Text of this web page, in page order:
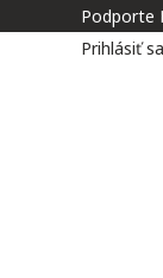
Podporte
Prihlásiť sa